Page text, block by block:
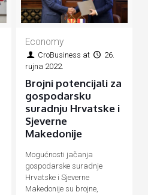
Economy
CroBusiness at
26.
rujna 2022.
Brojni potencijali za
gospodarsku
suradnju Hrvatske i
Sjeverne
Makedonije
Mogućnosti jačanja
gospodarske suradnje
Hrvatske i Sjeverne
Makedonije su brojne,